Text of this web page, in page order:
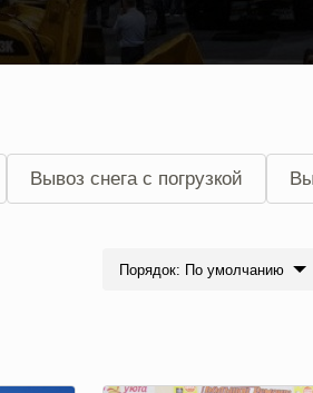
Вывоз снега с погрузкой
Порядок: По умолчанию